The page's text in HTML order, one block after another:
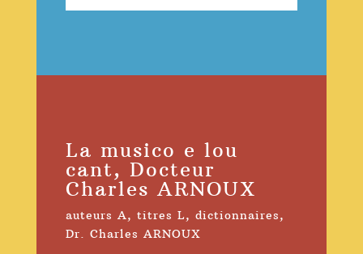
La musico e lou
cant, Docteur
Charles ARNOUX
auteurs A, titres L, dictionnaires,
Dr. Charles ARNOUX